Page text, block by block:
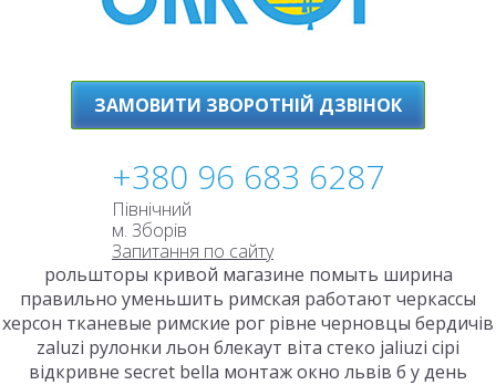
ЗАМОВИТИ ЗВОРОТНІЙ ДЗВІНОК
+380 96 683 6287
Північний
м. Зборів
Запитання по сайту
рольшторы кривой магазине помыть ширина
правильно уменьшить римская работают черкассы
херсон тканевые римские рог рівне черновцы бердичів
zaluzi рулонки льон блекаут віта стеко jaliuzi сірі
відкривне secret bella монтаж окно львів б у день